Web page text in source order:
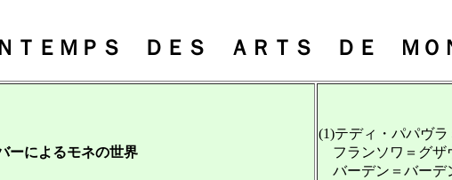
ＮＴＥＭＰＳ ＤＥＳ ＡＲＴＳ ＤＥ ＭＯ
ーによるモネの世界
(1)テディ・パパヴラ
フランソワ＝グザ
バーデン＝バーデ